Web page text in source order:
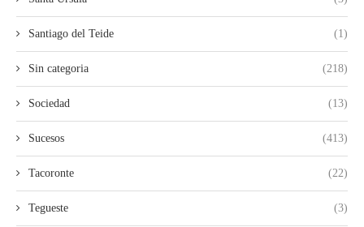
Santiago del Teide (1)
Sin categoria (218)
Sociedad (13)
Sucesos (413)
Tacoronte (22)
Tegueste (3)